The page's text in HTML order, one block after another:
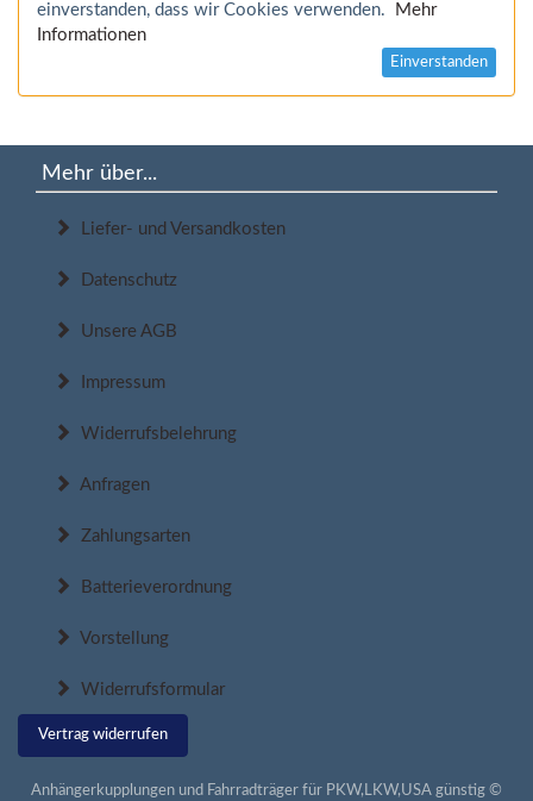
einverstanden, dass wir Cookies verwenden.
Mehr
Informationen
Einverstanden
Mehr über...
Liefer- und Versandkosten
Datenschutz
Unsere AGB
Impressum
Widerrufsbelehrung
Anfragen
Zahlungsarten
Batterieverordnung
Vorstellung
Widerrufsformular
Vertrag widerrufen
Anhängerkupplungen und Fahrradträger für PKW,LKW,USA günstig ©